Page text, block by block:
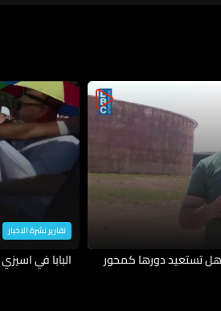
هل تستعيد دورها كمحور
تقارير نشرة الاخبار
البابا في